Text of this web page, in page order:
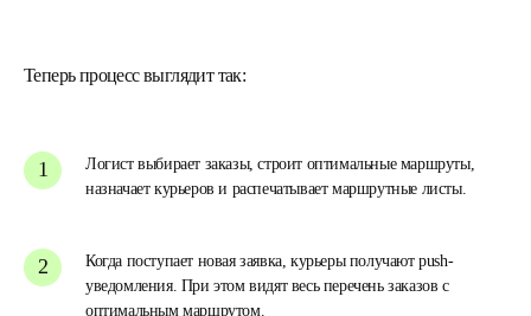
Теперь процесс выглядит так:
Логист выбирает заказы, строит оптимальные маршруты,
назначает курьеров и распечатывает маршрутные листы.
Когда поступает новая заявка, курьеры получают push-
уведомления. При этом видят весь перечень заказов с
оптимальным маршрутом.